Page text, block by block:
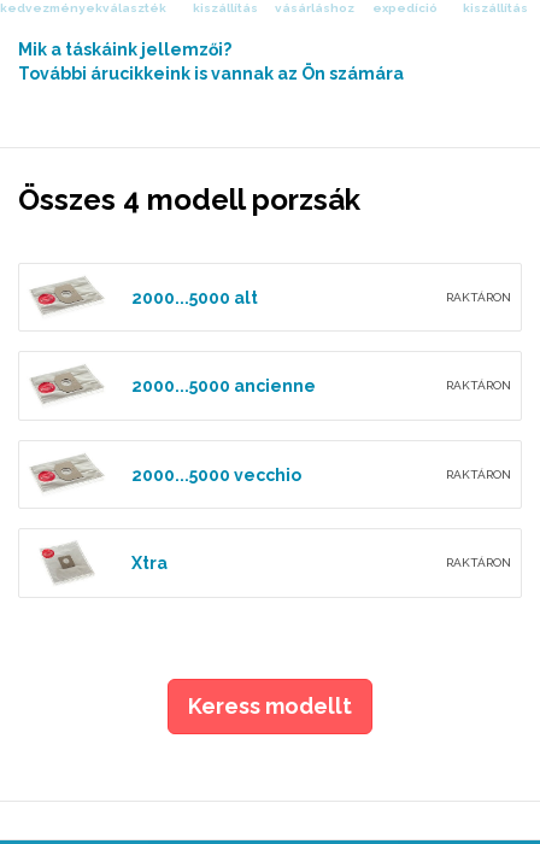
kedvezményekválaszték
kiszállítás
vásárláshoz
expedíció
kiszállítás
Mik a táskáink jellemzői?
További árucikkeink is vannak az Ön számára
Összes 4 modell porzsák
2000...5000 alt RAKTÁRON
2000...5000 ancienne RAKTÁRON
2000...5000 vecchio RAKTÁRON
Xtra RAKTÁRON
Keress modellt